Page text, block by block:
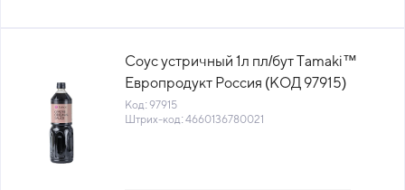
Соус устричный 1л пл/бут Tamaki™
Европродукт Россия (КОД 97915)
(+18°С)
Код: 97915
Штрих-код: 4660136780021